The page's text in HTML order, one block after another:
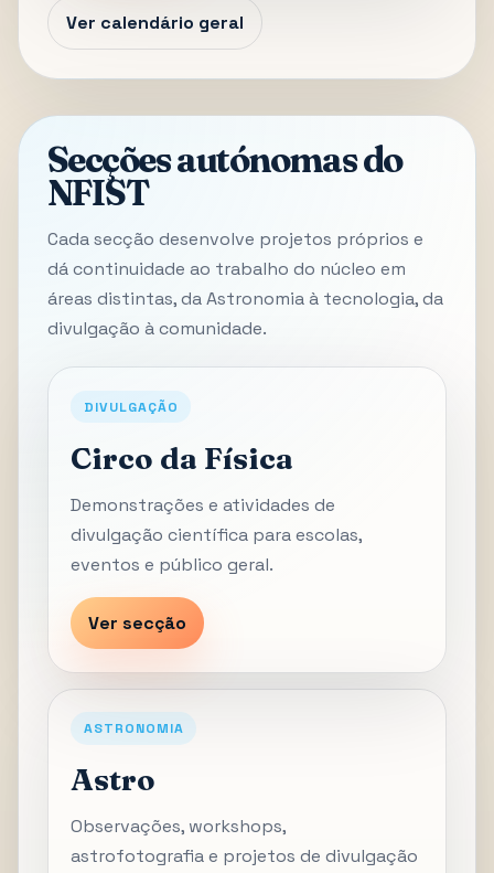
Ver calendário geral
Secções autónomas do
NFIST
Cada secção desenvolve projetos próprios e
dá continuidade ao trabalho do núcleo em
áreas distintas, da Astronomia à tecnologia, da
divulgação à comunidade.
DIVULGAÇÃO
Circo da Física
Demonstrações e atividades de
divulgação científica para escolas,
eventos e público geral.
Ver secção
ASTRONOMIA
Astro
Observações, workshops,
astrofotografia e projetos de divulgação